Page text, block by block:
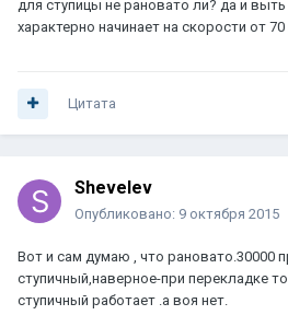
для ступицы не рановато ли? да и
характерно начинает на скорости от
Цитата
Shevelev
Опубликовано: 9 октября 2015
Вот и сам думаю , что рановато.30000
ступичный,наверное-при перекладке
ступичный работает .а воя нет.